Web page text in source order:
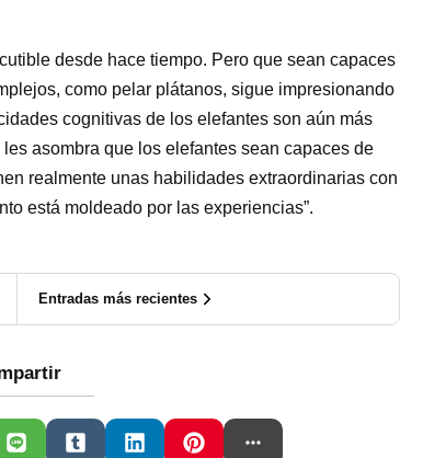
desde hace tiempo. Pero que sean capaces
como pelar plátanos, sigue impresionando
cognitivas de los elefantes son aún más
asombra que los elefantes sean capaces de
realmente unas habilidades extraordinarias con
está moldeado por las experiencias”.
Entradas más recientes